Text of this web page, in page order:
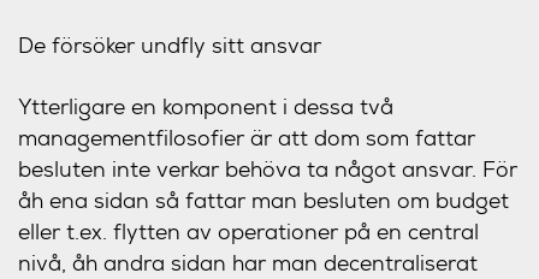
De försöker undfly sitt ansvar
Ytterligare en komponent i dessa två
managementfilosofier är att dom som fattar
besluten inte verkar behöva ta något ansvar. För
åh ena sidan så fattar man besluten om budget
eller t.ex. flytten av operationer på en central
nivå, åh andra sidan har man decentraliserat